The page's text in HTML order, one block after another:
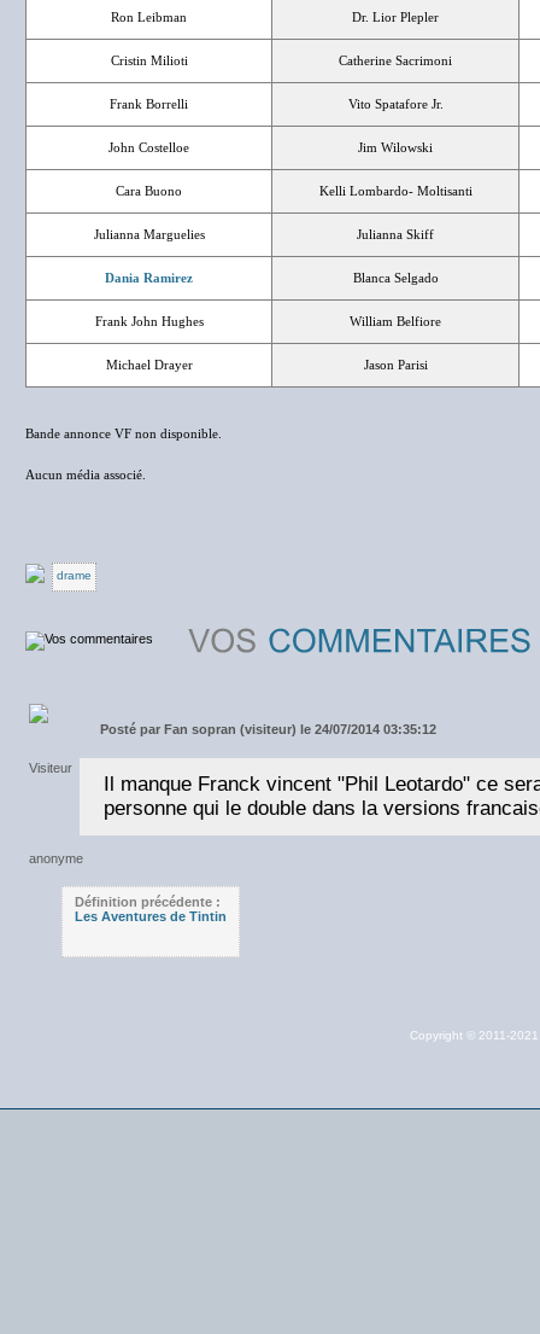
Ron Leibman Dr. Lior Plepler
Cristin Milioti Catherine Sacrimoni
Frank Borrelli Vito Spatafore Jr.
John Costelloe Jim Wilowski
Cara Buono Kelli Lombardo- Moltisanti
Julianna Marguelies Julianna Skiff
Dania Ramirez Blanca Selgado
Frank John Hughes William Belfiore
Michael Drayer Jason Parisi
Bande annonce VF non disponible.
Aucun média associé.
drame
Posté par Fan sopran (visiteur) le 24/07/2014 03:35:12
Il manque Franck vincent "Phil Leotardo" ce
personne qui le double dans la versions
Définition précédente :
Les Aventures de Tintin
Copyright © 2011-